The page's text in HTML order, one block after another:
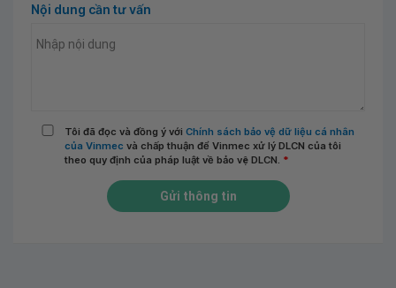
Nội dung cần tư vấn
Tôi đã đọc và đồng ý với Chính sách bảo vệ dữ liệu cá nhân
của Vinmec và chấp thuận để Vinmec xử lý DLCN của tôi
theo quy định của pháp luật về bảo vệ DLCN. *
Gửi thông tin